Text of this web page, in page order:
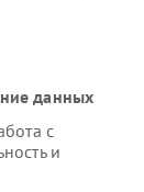
данных
с
и